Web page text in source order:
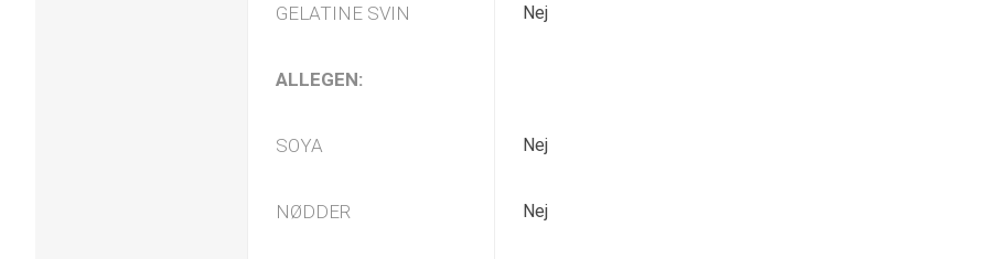
GELATINE SVIN Nej
ALLEGEN:
SOYA Nej
NØDDER Nej